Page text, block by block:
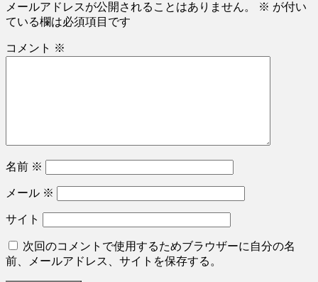
メールアドレスが公開されることはありません。 ※ が付い
ている欄は必須項目です
コメント ※
名前 ※
メール ※
サイト
次回のコメントで使用するためブラウザーに自分の名
前、メールアドレス、サイトを保存する。